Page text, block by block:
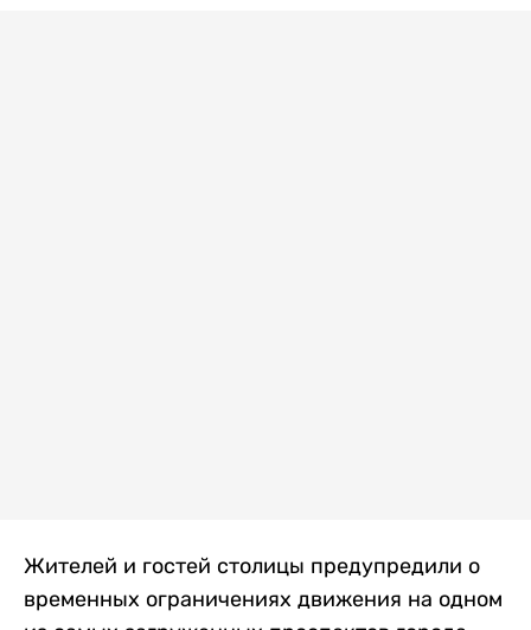
Жителей и гостей столицы предупредили о
временных ограничениях движения на одном